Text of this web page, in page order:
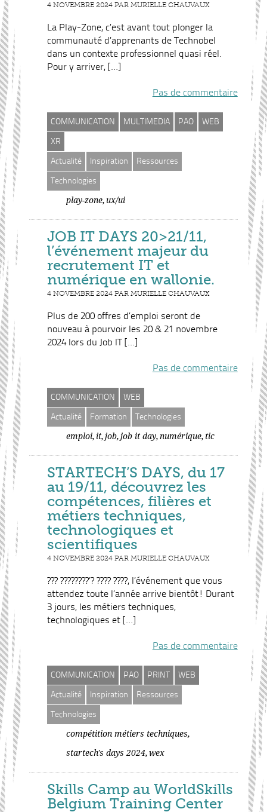
4 NOVEMBRE 2024 PAR MURIELLE CHAUVAUX
La Play-Zone, c’est avant tout plonger la
communauté d’apprenants de Technobel
dans un contexte professionnel quasi réel.
Pour y arriver, […]
Pas de commentaire
COMMUNICATION MULTIMEDIA PAO WEB
XR
Actualité Inspiration Ressources
Technologies
play-zone, ux/ui
JOB IT DAYS 20>21/11,
l’événement majeur du
recrutement IT et
numérique en wallonie.
4 NOVEMBRE 2024 PAR MURIELLE CHAUVAUX
Plus de 200 offres d’emploi seront de
nouveau à pourvoir les 20 & 21 novembre
2024 lors du Job IT […]
Pas de commentaire
COMMUNICATION WEB
Actualité Formation Technologies
emploi, it, job, job it day, numérique, tic
STARTECH’S DAYS, du 17
au 19/11, découvrez les
compétences, filières et
métiers techniques,
technologiques et
scientifiques
4 NOVEMBRE 2024 PAR MURIELLE CHAUVAUX
??? ????????’? ???? ????, l’événement que vous
attendez toute l’année arrive bientôt! Durant
3 jours, les métiers techniques,
technologiques et […]
Pas de commentaire
COMMUNICATION PAO PRINT WEB
Actualité Inspiration Ressources
Technologies
compétition métiers techniques,
startech's days 2024, wex
Skills Camp au WorldSkills
Belgium Training Center